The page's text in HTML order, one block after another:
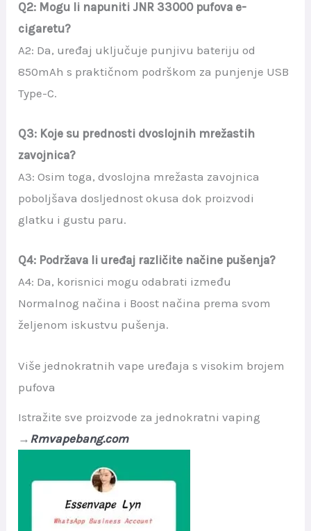
Q2: Mogu li napuniti JNR 33000 pufova e-
cigaretu?
A2: Da, uređaj uključuje punjivu bateriju od
850mAh s praktičnom podrškom za punjenje USB
Type-C.
Q3: Koje su prednosti dvoslojnih mrežastih
zavojnica?
A3: Osim toga, dvoslojna mrežasta zavojnica
poboljšava dosljednost okusa dok proizvodi
glatku i gustu paru.
Q4: Podržava li uređaj različite načine pušenja?
A4: Da, korisnici mogu odabrati između
Normalnog načina i Boost načina prema svom
željenom iskustvu pušenja.
Više jednokratnih vape uređaja s visokim brojem
pufova
Istražite sve proizvode za jednokratni vaping
→ Rmvapebang.com